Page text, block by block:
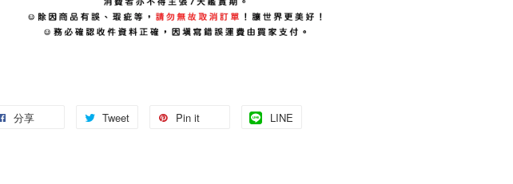
分享 Tweet Pin it LINE